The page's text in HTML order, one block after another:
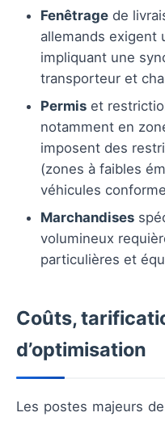
Fenêtrage de
allemands exigent
impliquant une
transporteur et
Permis et
notamment en
imposent des
(zones à faibles
véhicules
Marchandises
volumineux
particulières et
Coûts,
d’optimisation
Les postes majeurs